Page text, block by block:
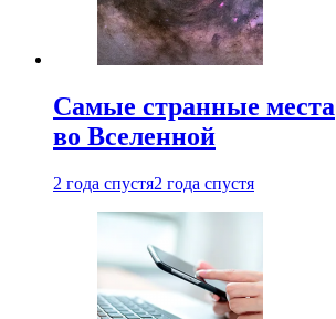
Самые странные места
во Вселенной
2 года спустя2 года спустя